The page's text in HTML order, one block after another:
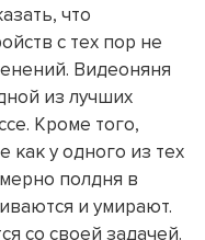
что
с тех пор не
Видеоняня
из лучших
Кроме того,
как у одного из тех
полдня в
и умирают.
со своей задачей.